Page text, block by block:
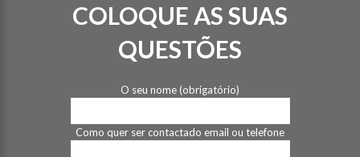
COLOQUE AS SUAS
QUESTÕES
O seu nome (obrigatório)
Como quer ser contactado email ou telefone